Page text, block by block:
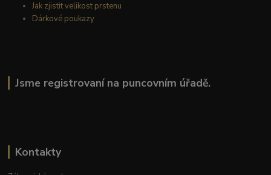
Jak zjistit velikost prstenu
Dárkové poukazy
Jsme registrovaní na puncovním úřadě.
Kontakty